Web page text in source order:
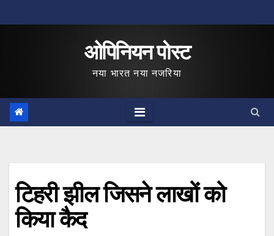
to
ओपिनियन पोस्ट
नया भारत नया नजरिया
टिहरी झील जिसने लाखों को
किया कैद